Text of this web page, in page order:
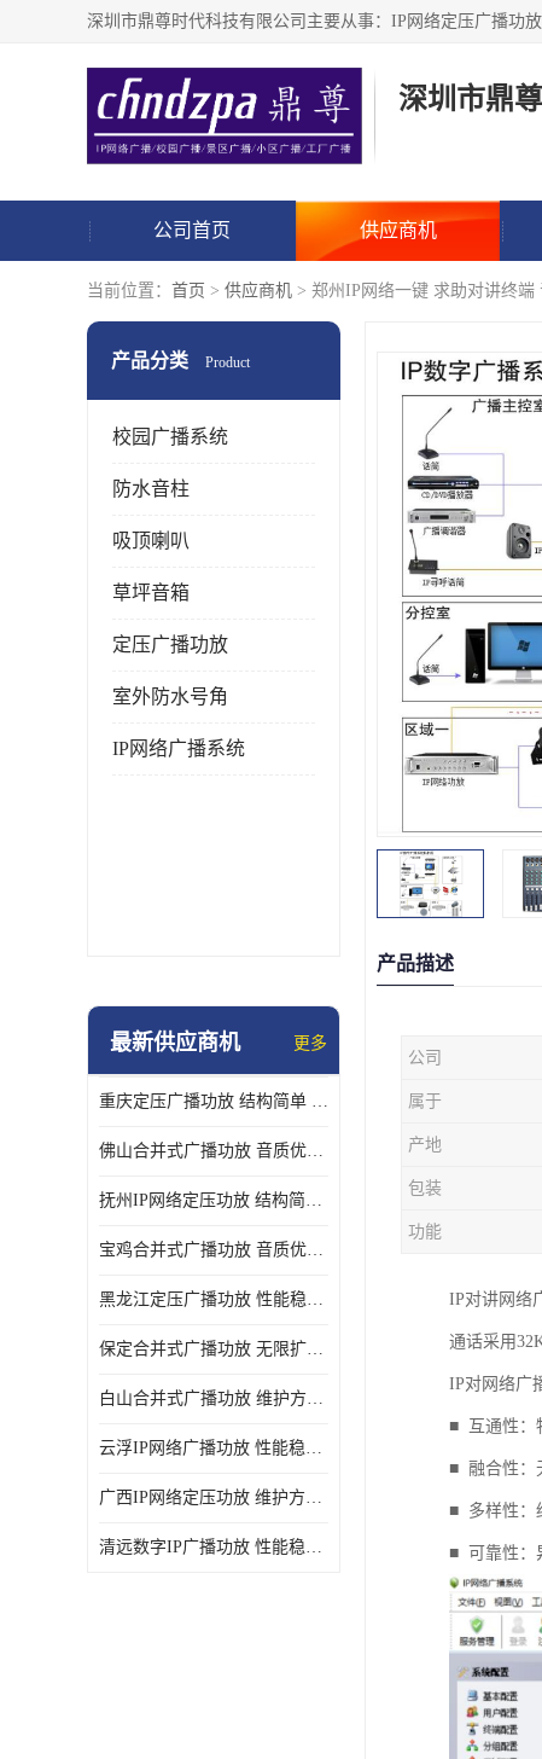
深圳市鼎
公司首页 供应商机
当前位置： 首页 > 供应商机 > 郑州IP网络一键 求助对讲终端
产品分类 Product
校园广播系统
防水音柱
吸顶喇叭
草坪音箱
定压广播功放
室外防水号角
IP网络广播系统
最新供应商机 更多
重庆定压广播功放 结构简单 传输距离远
佛山合并式广播功放 音质优美清晰 输出电压大 电流小
抚州IP网络定压功放 结构简单 多应用于公共场合
宝鸡合并式广播功放 音质优美清晰 维护方便
黑龙江定压广播功放 性能稳定 无限扩容
保定合并式广播功放 无限扩容 设计结构简单
白山合并式广播功放 维护方便 多应用于公共场合
云浮IP网络广播功放 性能稳定 设计结构简单
广西IP网络定压功放 维护方便 多应用于公共场合
清远数字IP广播功放 性能稳定 传输距离远
产品描述
公司
属于
产地
包装
功能
IP对讲网络
通话采用
IP对网络广
■ 互通性：
■ 融合性：
■ 多样性：
■ 可靠性：